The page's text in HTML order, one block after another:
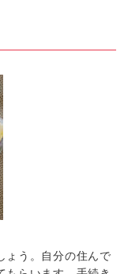
ょう。自分の住んで